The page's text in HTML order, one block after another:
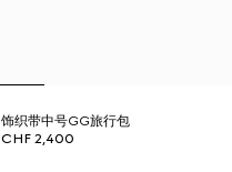
饰织带中号GG旅行包
CHF 2,400